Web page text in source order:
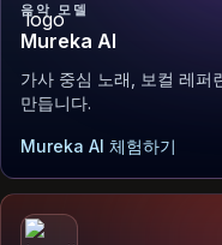
음악 모델
Mureka AI
가사 중심 노래, 보컬 레퍼
만듭니다.
Mureka AI 체험하기